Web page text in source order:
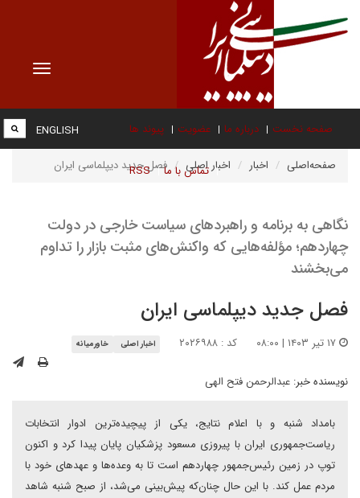
Toggle
صفحه نخست درباره ما عضویت پیوند ها
تماس با ما RSS
ENGLISH
صفحه‌اصلی اخبار اخبار اصلی فصل جدید دیپلماسی ایران
نگاهی به برنامه و راهبردهای سیاست خارجی در دولت
چهاردهم؛ مؤلفه‌هایی که واکنش‌های مثبت بازار را تداوم
می‌بخشند
فصل جدید دیپلماسی ایران
کد : ۲۰۲۶۹۸۸ اخبار اصلی خاورمیانه
نویسنده خبر: عبدالرحمن فتح الهی
بامداد شنبه و با اعلام نتایج، یکی از پیچیده‌ترین ادوار انتخابات
ریاست‌جمهوری ایران با پیروزی مسعود پزشکیان پایان پیدا کرد و اکنون
توپ در زمین رئیس‌جمهور چهاردهم است تا به وعده‌ها و عهدهای خود با
مردم عمل کند. با این حال چنان‌که پیش‌بینی می‌شد، از صبح شنبه شاهد